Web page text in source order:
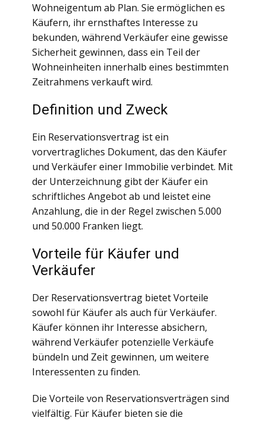
Wohneigentum ab Plan. Sie ermöglichen es
Käufern, ihr ernsthaftes Interesse zu
bekunden, während Verkäufer eine gewisse
Sicherheit gewinnen, dass ein Teil der
Wohneinheiten innerhalb eines bestimmten
Zeitrahmens verkauft wird.
Definition und Zweck
Ein Reservationsvertrag ist ein
vorvertragliches Dokument, das den Käufer
und Verkäufer einer Immobilie verbindet. Mit
der Unterzeichnung gibt der Käufer ein
schriftliches Angebot ab und leistet eine
Anzahlung, die in der Regel zwischen 5.000
und 50.000 Franken liegt.
Vorteile für Käufer und
Verkäufer
Der Reservationsvertrag bietet Vorteile
sowohl für Käufer als auch für Verkäufer.
Käufer können ihr Interesse absichern,
während Verkäufer potenzielle Verkäufe
bündeln und Zeit gewinnen, um weitere
Interessenten zu finden.
Die Vorteile von Reservationsverträgen sind
vielfältig. Für Käufer bieten sie die